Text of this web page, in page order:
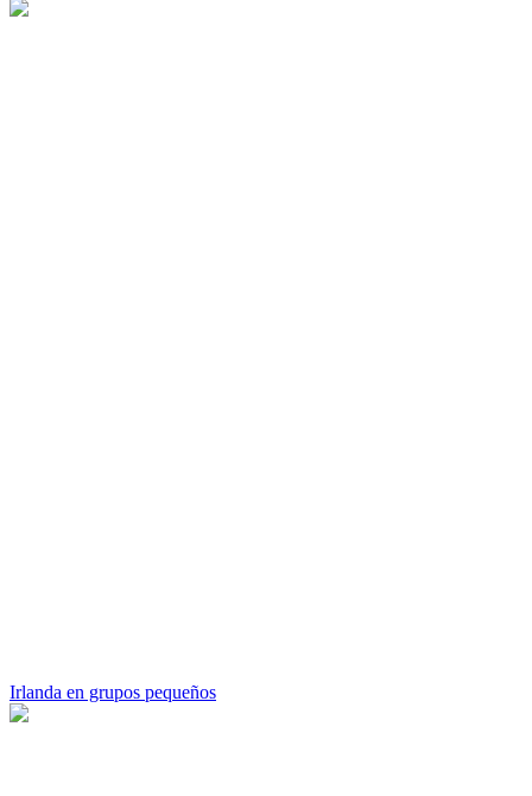
Irlanda en grupos pequeños